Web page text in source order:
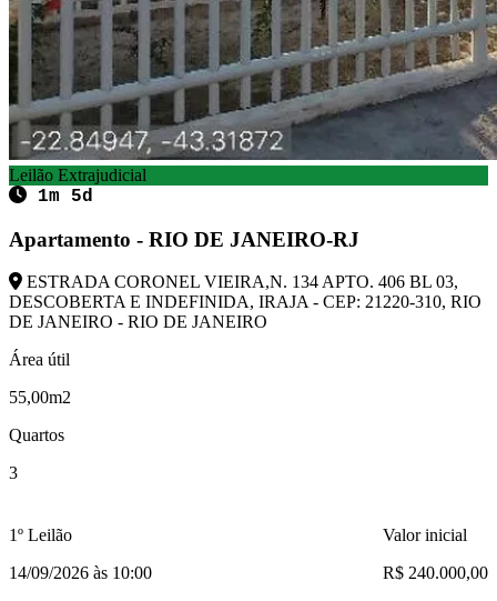
Leilão Extrajudicial
1m 5d
Apartamento - RIO DE JANEIRO-RJ
ESTRADA CORONEL VIEIRA,N. 134 APTO. 406 BL 03,
DESCOBERTA E INDEFINIDA, IRAJA - CEP: 21220-310, RIO
DE JANEIRO - RIO DE JANEIRO
Área útil
55,00m2
Quartos
3
1º Leilão
14/09/2026 às 10:00
Valor inicial
R$ 240.000,00